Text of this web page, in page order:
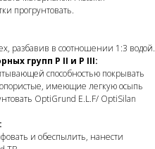
прогрунтовать.
разбавив в соотношении 1:3 водой.
групп P II и P III:
способностью покрывать
имеющие легкую осыпь
OptiGrund E.L.F/ OptiSilan
и обеспылить, нанести